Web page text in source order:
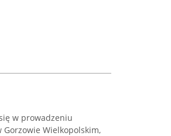
w prowadzeniu
Wielkopolskim,